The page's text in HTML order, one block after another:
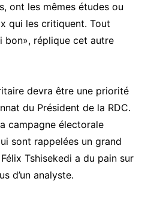
ont les mêmes études ou
qui les critiquent. Tout
bon», réplique cet autre
devra être une priorité
du Président de la RDC.
campagne électorale
sont rappelées un grand
Tshisekedi a du pain sur
d’un analyste.